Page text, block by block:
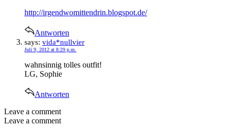
http://irgendwomittendrin.blogspot.de/
Antworten
says: vida*nullvier
Juli 9, 2012 at 8:29 p.m.
wahnsinnig tolles outfit!
LG, Sophie
Antworten
Leave a comment
Leave a comment